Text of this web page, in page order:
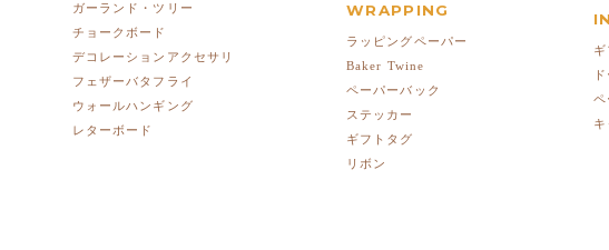
ガーランド・ツリー
チョークボード
デコレーションアクセサリ
フェザーバタフライ
ウォールハンギング
レターボード
WRAPPING
ラッピングペーパー
Baker Twine
ペーパーバック
ステッカー
ギフトタグ
リボン
ギ
ペ